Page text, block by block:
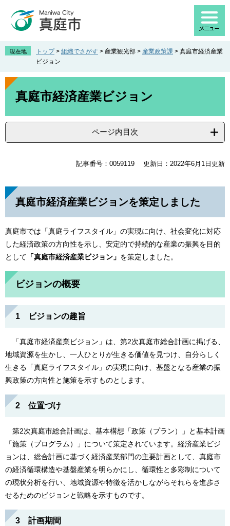
先
。
を
て
へ
現在地 トップ > 組織でさがす > 産業観光部 > 産業政策課 > 真庭市経済産業
ビジョン
本
真庭市経済産業ビジョン
ページ内目次
記事番号：0059119 更新日：2022年6月1日更新
真庭市経済産業ビジョンを策定しました
真庭市では「真庭ライフスタイル」の実現に向け、社会変化に対応
した経済政策の方向性を示し、安定的で持続的な産業の振興を目的
として 「真庭市経済産業ビジョン」 を策定しました。
ビジョンの概要
1 ビジョンの趣旨
「真庭市経済産業ビジョン」は、第2次真庭市総合計画に掲げる、
地域資源を生かし、一人ひとりが生きる価値を見つけ、自分らしく
生きる「真庭ライフスタイル」の実現に向け、基盤となる産業の振
興政策の方向性と施策を示すものとします。
2 位置づけ
第2次真庭市総合計画は、基本構想「政策（プラン）」と基本計画
「施策（プログラム）」について策定されています。経済産業ビジ
ョンは、総合計画に基づく経済産業部門の主要計画として、真庭市
の経済循環構造や基盤産業を明らかにし、循環性と多彩制について
の現状分析を行い、地域資源や特徴を活かしながらそれらを進歩さ
せるためのビジョンと戦略を示すものです。
3 計画期間